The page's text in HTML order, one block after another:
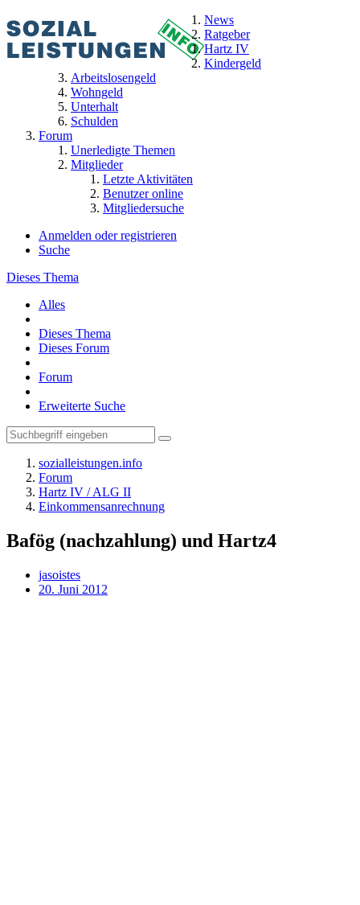
News
Ratgeber
Hartz IV
Kindergeld
Arbeitslosengeld
Wohngeld
Unterhalt
Schulden
Forum
Unerledigte Themen
Mitglieder
Letzte Aktivitäten
Benutzer online
Mitgliedersuche
Anmelden oder registrieren
Suche
Dieses Thema
Alles
Dieses Thema
Dieses Forum
Forum
Erweiterte Suche
sozialleistungen.info
Forum
Hartz IV / ALG II
Einkommensanrechnung
Bafög (nachzahlung) und Hartz4
jasoistes
20. Juni 2012